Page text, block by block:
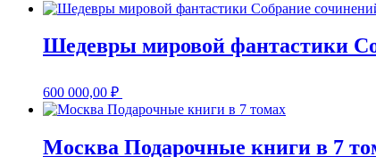
Шедевры мировой фантастики
600 000,00 ₽
Москва Подарочные книги в 7